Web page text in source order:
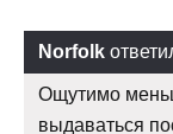
Norfolk
Ощутимо
выдаваться